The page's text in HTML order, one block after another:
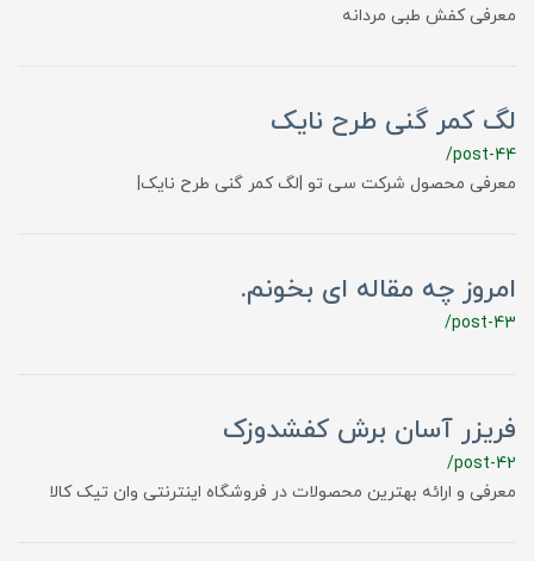
معرفی کفش طبی مردانه
لگ کمر گنی طرح نایک
/post-44
معرفی محصول شرکت سی تو |لگ کمر گنی طرح نایک|
امروز چه مقاله ای بخونم.
/post-43
فریزر آسان برش کفشدوزک
/post-42
معرفی و ارائه بهترین محصولات در فروشگاه اینترنتی وان تیک کالا